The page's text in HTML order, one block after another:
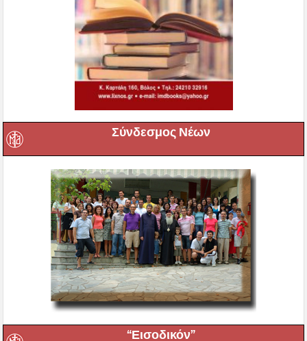
Σύνδεσμος Νέων
“Εισοδικόν”